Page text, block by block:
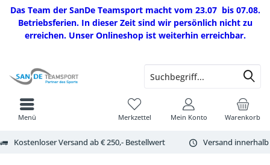
Das Team der SanDe Teamsport macht vom 23.07 bis 07.08.
Betriebsferien. In dieser Zeit sind wir persönlich nicht zu
erreichen. Unser Onlineshop ist weiterhin erreichbar.
Kostenloser Versand ab € 250,- Bestellwert Versand
Warenkorb
Merkzettel Mein Konto
Menü